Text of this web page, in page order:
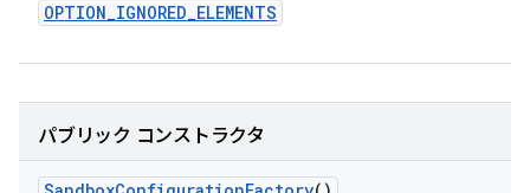
OPTION_IGNORED_ELEMENTS
パブリック コンストラクタ